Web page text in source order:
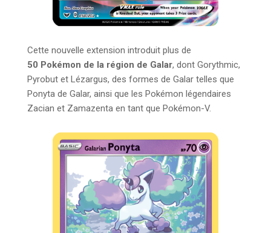
Cette nouvelle extension introduit plus de
50 Pokémon de la région de Galar, dont Gorythmic,
Pyrobut et Lézargus, des formes de Galar telles que
Ponyta de Galar, ainsi que les Pokémon légendaires
Zacian et Zamazenta en tant que Pokémon-V.